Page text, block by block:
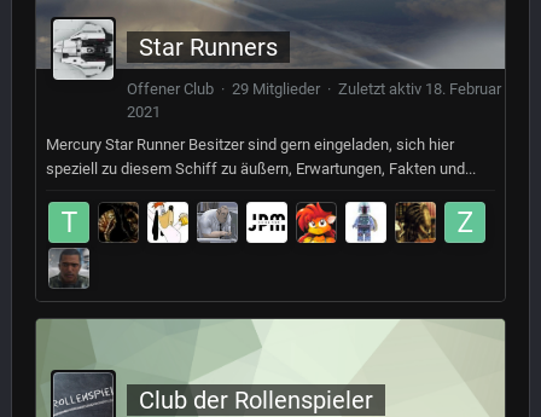
Star Runners
Offener Club · 29 Mitglieder · Zuletzt aktiv 18. Februar
2021
Mercury Star Runner Besitzer sind gern eingeladen, sich hier
speziell zu diesem Schiff zu äußern, Erwartungen, Fakten und...
Club der Rollenspieler